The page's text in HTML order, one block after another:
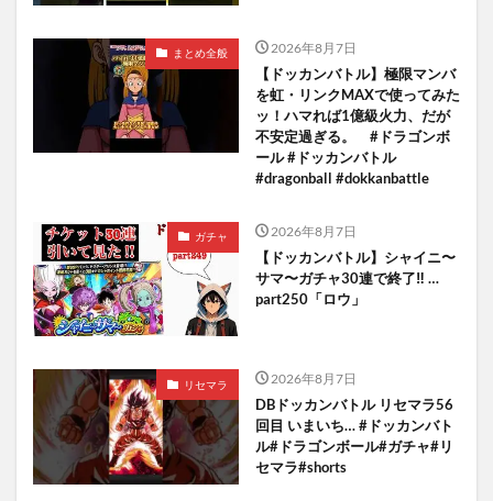
まとめ全般 2026年8月7日
【ドッカンバトル】極限マンバ
を虹・リンクMAXで使ってみた
ッ！ハマれば1億級火力、だが
不安定過ぎる。 #ドラゴンボ
ール #ドッカンバトル
#dragonball #dokkanbattle
ガチャ 2026年8月7日
【ドッカンバトル】シャイニ〜
サマ〜ガチャ30連で終了‼︎ …
part250「ロウ」
リセマラ 2026年8月7日
DBドッカンバトル リセマラ56
回目 いまいち… #ドッカンバト
ル#ドラゴンボール#ガチャ#リ
セマラ#shorts